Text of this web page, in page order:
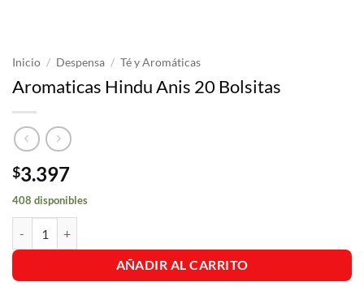
Inicio / Despensa / Té y Aromáticas
Aromaticas Hindu Anis 20 Bolsitas
$3.397
408 disponibles
AÑADIR AL CARRITO